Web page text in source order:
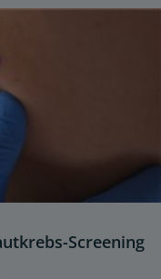
Screening